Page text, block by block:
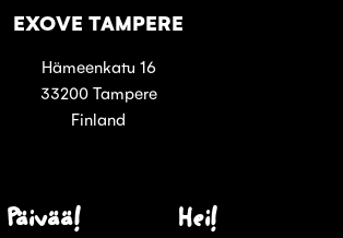
EXOVE TAMPERE
Hämeenkatu 16
33200 Tampere
Finland
Hei!